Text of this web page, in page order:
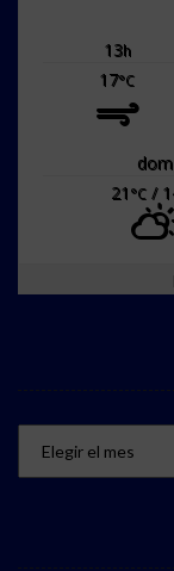
13h
17°C
dom
21°C /